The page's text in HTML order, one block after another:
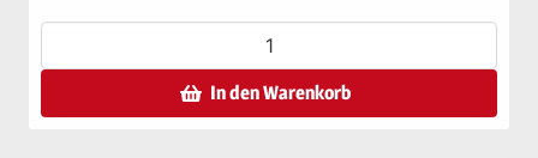
In den Warenkorb